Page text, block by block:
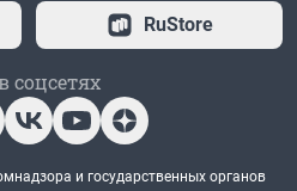
RuStore
соцсетях
и государственных органов